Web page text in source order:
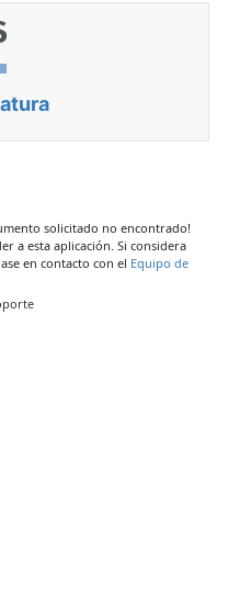
solicitado no encontrado!
a esta aplicación. Si considera
en contacto con el Equipo de